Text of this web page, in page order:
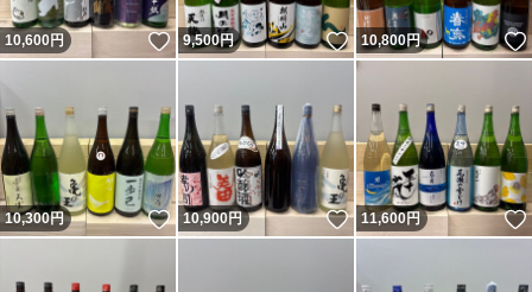
10,600円 いいね！
9,500円 いいね！
10,800円
10,300円 いいね！
10,900円 いいね！
11,600円